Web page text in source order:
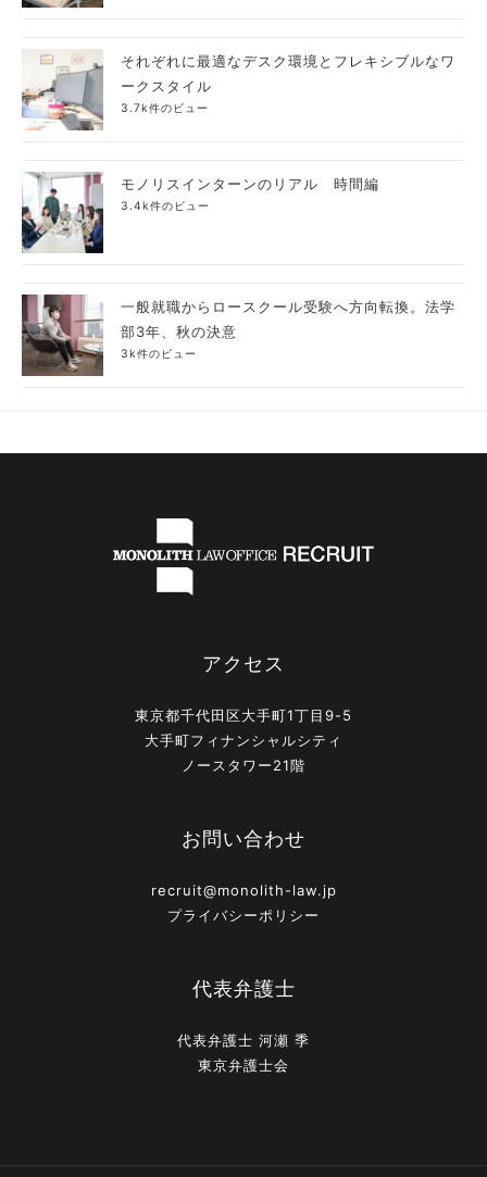
それぞれに最適なデスク環境とフレキシブルなワ
ークスタイル
3.7k件のビュー
モノリスインターンのリアル 時間編
3.4k件のビュー
一般就職からロースクール受験へ方向転換。法学
部3年、秋の決意
3k件のビュー
アクセス
東京都千代田区大手町1丁目9-5
大手町フィナンシャルシティ
ノースタワー21階
お問い合わせ
recruit@monolith-law.jp
プライバシーポリシー
代表弁護士
代表弁護士 河瀬 季
東京弁護士会